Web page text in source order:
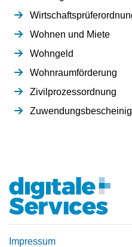
Wohnen und Miete
Wohngeld
Wohnraumförderung
Zivilprozessordnung
Impressum